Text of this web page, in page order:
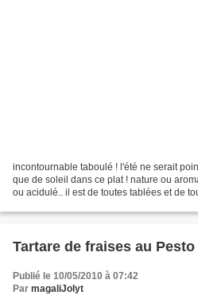
incontournable taboulé ! l'été ne serait
que de soleil dans ce plat ! nature ou
ou acidulé.. il est de toutes tablées et de
Tartare de fraises au
Publié le 10/05/2010 à 07:42
Par magaliJolyt